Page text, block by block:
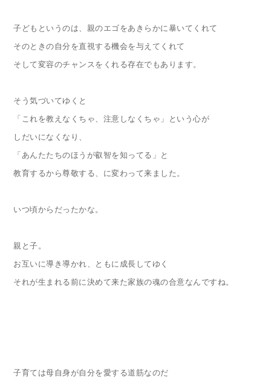
子どもというのは、親のエゴをあきらかに暴いてくれて
そのときの自分を直視する機会を与えてくれて
そして変容のチャンスをくれる存在でもあります。
そう気づいてゆくと
「これを教えなくちゃ、注意しなくちゃ」という心が
しだいになくなり、
「あんたたちのほうが叡智を知ってる」と
教育するから尊敬する、に変わって来ました。
いつ頃からだったかな。
親と子。
お互いに導き導かれ、ともに成長してゆく
それが生まれる前に決めて来た家族の魂の合意なんですね。
子育ては母自身が自分を愛する道筋なのだ